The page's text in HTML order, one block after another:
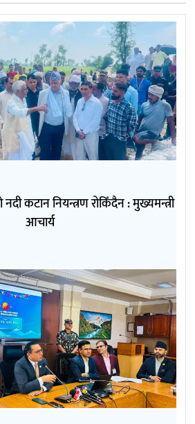
कटान नियन्त्रण रोकिँदैन : मुख्यमन्त्री
आचार्य